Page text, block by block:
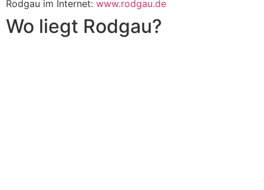
Rodgau im Internet: www.rodgau.de
Wo liegt Rodgau?